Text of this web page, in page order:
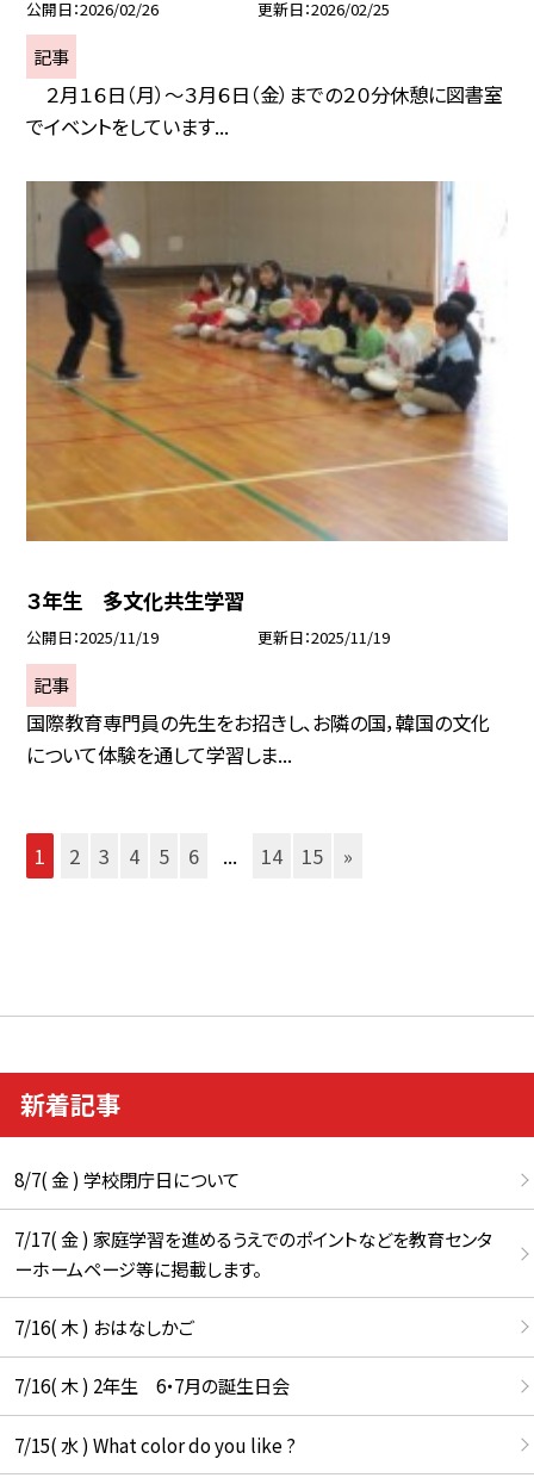
公開日 2026/02/26 更新日 2026/02/25
記事
２月１６日（月）～３月６日（金）までの２０分休憩に図書室
でイベントをしています...
３年生 多文化共生学習
公開日 2025/11/19 更新日 2025/11/19
記事
国際教育専門員の先生をお招きし、お隣の国，韓国の文化
について体験を通して学習しま...
1 2 3 4 5 6 ... 14 15 »
新着記事
8/7( 金 ) 学校閉庁日について
7/17( 金 ) 家庭学習を進めるうえでのポイントなどを教育センタ
ーホームページ等に掲載します。
7/16( 木 ) おはなしかご
7/16( 木 ) 2年生 6・7月の誕生日会
7/15( 水 ) What color do you like ?